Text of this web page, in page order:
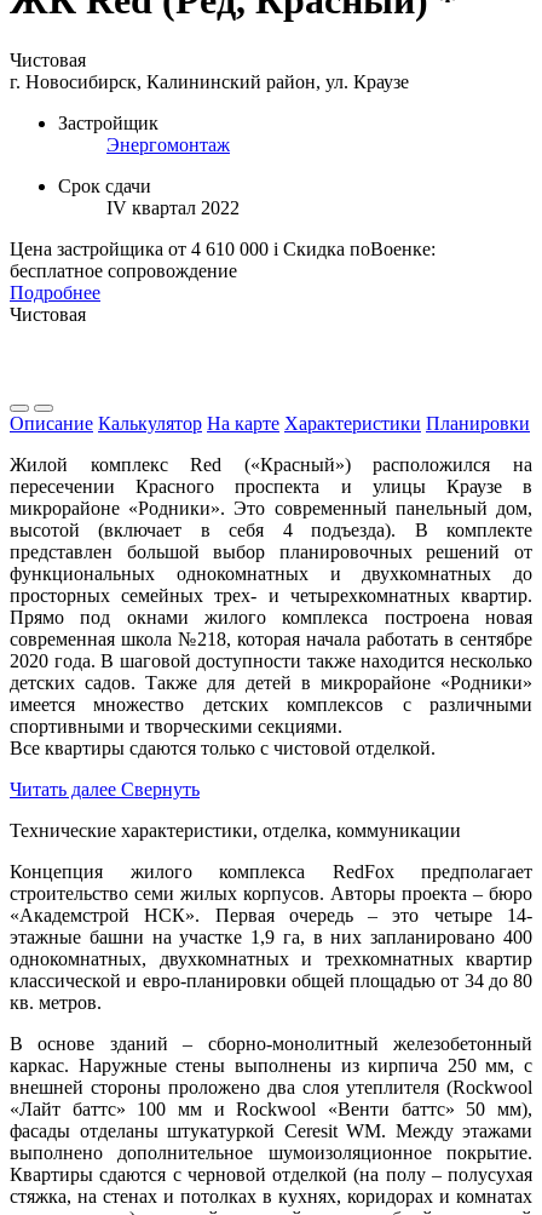
Чистовая
г. Новосибирск, Калининский район, ул. Краузе
Застройщик
Энергомонтаж
Срок сдачи
IV квартал 2022
Цена застройщика от 4 610 000 i Скидка поВоенке:
бесплатное сопровождение
Подробнее
Чистовая
Описание Калькулятор На карте Характеристики Планировки
Жилой комплекс Red («Красный») расположился на
пересечении Красного проспекта и улицы Краузе в
микрорайоне «Родники». Это современный панельный дом,
высотой (включает в себя 4 подъезда). В комплекте
представлен большой выбор планировочных решений от
функциональных однокомнатных и двухкомнатных до
просторных семейных трех- и четырехкомнатных квартир.
Прямо под окнами жилого комплекса построена новая
современная школа №218, которая начала работать в сентябре
2020 года. В шаговой доступности также находится несколько
детских садов. Также для детей в микрорайоне «Родники»
имеется множество детских комплексов с различными
спортивными и творческими секциями.
Все квартиры сдаются только с чистовой отделкой.
Читать далее Свернуть
Технические характеристики, отделка, коммуникации
Концепция жилого комплекса RedFox предполагает
строительство семи жилых корпусов. Авторы проекта – бюро
«Академстрой НСК». Первая очередь – это четыре 14-
этажные башни на участке 1,9 га, в них запланировано 400
однокомнатных, двухкомнатных и трехкомнатных квартир
классической и евро-планировки общей площадью от 34 до 80
кв. метров.
В основе зданий – сборно-монолитный железобетонный
каркас. Наружные стены выполнены из кирпича 250 мм, с
внешней стороны проложено два слоя утеплителя (Rockwool
«Лайт баттс» 100 мм и Rockwool «Венти баттс» 50 мм),
фасады отделаны штукатуркой Ceresit WM. Между этажами
выполнено дополнительное шумоизоляционное покрытие.
Квартиры сдаются с черновой отделкой (на полу – полусухая
стяжка, на стенах и потолках в кухнях, коридорах и комнатах